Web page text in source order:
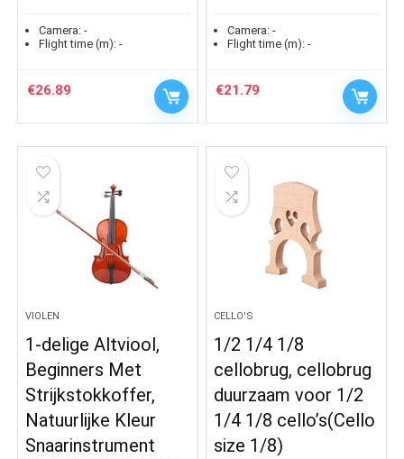
Camera: -
Flight time (m): -
€26.89
Camera: -
Flight time (m): -
€21.79
VIOLEN
1-delige Altviool,
Beginners Met
Strijkstokkoffer,
Natuurlijke Kleur
Snaarinstrument
CELLO'S
1/2 1/4 1/8
cellobrug, cellobrug
duurzaam voor 1/2
1/4 1/8 cello’s(Cello
size 1/8)